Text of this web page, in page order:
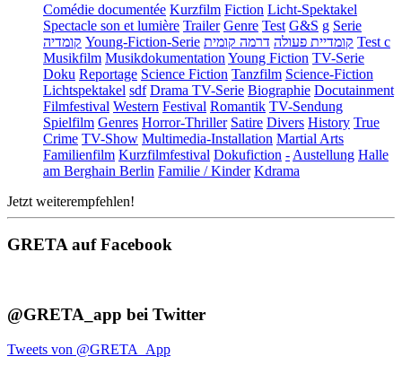
Comédie documentée Kurzfilm Fiction Licht-Spektakel
Spectacle son et lumière Trailer Genre Test G&S g Serie
קומדיה Young-Fiction-Serie קומדיית פעולה דרמה קומית
Test c
Musikfilm Musikdokumentation Young Fiction TV-Serie
Doku Reportage Science Fiction Tanzfilm Science-Fiction
Lichtspektakel sdf Drama TV-Serie Biographie Docutainment
Filmfestival Western Festival Romantik TV-Sendung
Spielfilm Genres Horror-Thriller Satire Divers History True
Crime TV-Show Multimedia-Installation Martial Arts
Familienfilm Kurzfilmfestival Dokufiction - Austellung Halle
am Berghain Berlin Familie / Kinder Kdrama
Jetzt weiterempfehlen!
GRETA auf Facebook
@GRETA_app bei Twitter
Tweets von @GRETA_App